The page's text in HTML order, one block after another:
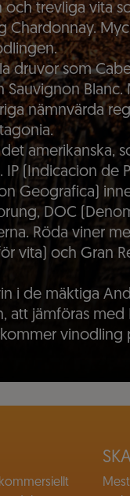
och trevliga vita
Chardonnay.
druvor som
Sauvignon
nämnvärda
amerikanska,
(Indicacion de
Geografica)
DOC
Röda viner
vita) och Gran
i de mäktiga
att jämföras
vinodling